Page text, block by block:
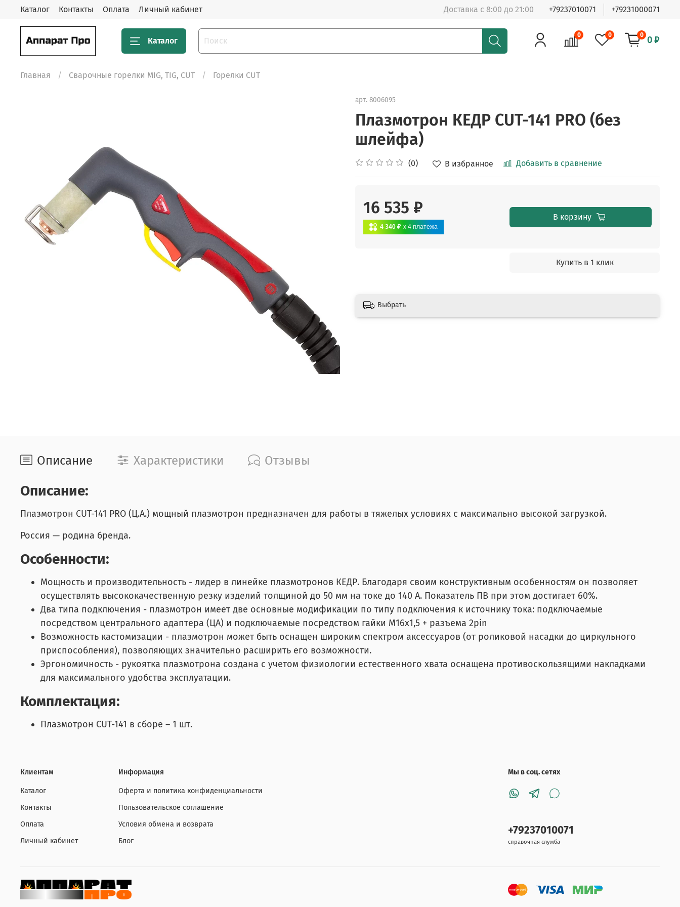
Каталог Контакты Оплата Личный кабинет Доставка с 8:00 до 21:00 +79237010071 +79231000071
Каталог
0 0 0 0 ₽
Главная Сварочные горелки MIG, TIG, CUT Горелки CUT
арт. 8006095
Плазмотрон КЕДР CUT-141 PRO (без
шлейфа)
(0) В избранное Добавить в сравнение
16 535 ₽
4 340 ₽ x 4 платежа
В корзину
Купить в 1 клик
Выбрать
Описание Характеристики Отзывы
Описание:
Плазмотрон CUT-141 PRO (Ц.А.) мощный плазмотрон предназначен для работы в тяжелых условиях с максимально высокой загрузкой.
Россия — родина бренда.
Особенности:
Мощность и производительность - лидер в линейке плазмотронов КЕДР. Благодаря своим конструктивным особенностям он позволяет
осуществлять высококачественную резку изделий толщиной до 50 мм на токе до 140 А. Показатель ПВ при этом достигает 60%.
Два типа подключения - плазмотрон имеет две основные модификации по типу подключения к источнику тока: подключаемые
посредством центрального адаптера (ЦА) и подключаемые посредством гайки М16х1,5 + разъема 2pin
Возможность кастомизации - плазмотрон может быть оснащен широким спектром аксессуаров (от роликовой насадки до циркульного
приспособления), позволяющих значительно расширить его возможности.
Эргономичность - рукоятка плазмотрона создана с учетом физиологии естественного хвата оснащена противоскользящими накладками
для максимального удобства эксплуатации.
Комплектация:
Плазмотрон CUT-141 в сборе – 1 шт.
Клиентам
Каталог
Контакты
Оплата
Личный кабинет
Информация
Оферта и политика конфиденциальности
Пользовательское соглашение
Условия обмена и возврата
Блог
Мы в соц. сетях
+79237010071
справочная служба